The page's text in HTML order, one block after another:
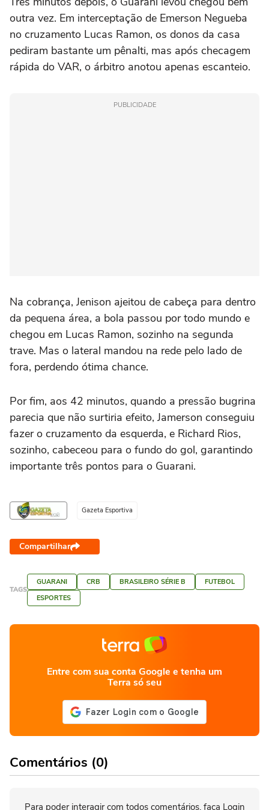
outra vez. Em interceptação de Emerson Negueba
no cruzamento Lucas Ramon, os donos da casa
pediram bastante um pênalti, mas após checagem
rápida do VAR, o árbitro anotou apenas escanteio.
PUBLICIDADE
Na cobrança, Jenison ajeitou de cabeça para dentro
da pequena área, a bola passou por todo mundo e
chegou em Lucas Ramon, sozinho na segunda
trave. Mas o lateral mandou na rede pelo lado de
fora, perdendo ótima chance.
Por fim, aos 42 minutos, quando a pressão bugrina
parecia que não surtiria efeito, Jamerson conseguiu
fazer o cruzamento da esquerda, e Richard Rios,
sozinho, cabeceou para o fundo do gol, garantindo
importante três pontos para o Guarani.
Gazeta Esportiva
Compartilhar
TAGS
GUARANI CRB BRASILEIRO SÉRIE B
FUTEBOL
ESPORTES
Entre com sua conta Google e tenha um
Terra só seu
Comentários (0)
Para poder interagir com todos comentários, faça Login